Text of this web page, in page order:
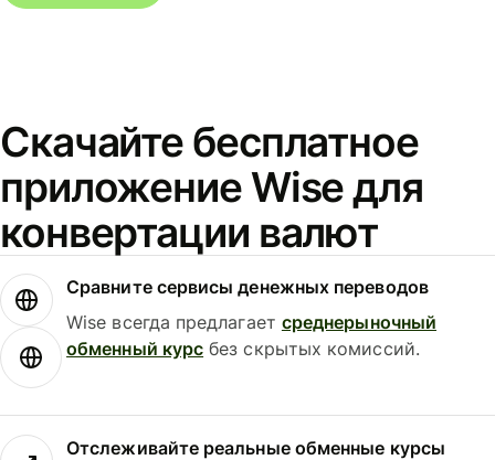
Скачайте бесплатное
приложение Wise для
конвертации валют
Сравните сервисы денежных переводов
Wise всегда предлагает среднерыночный
обменный курс без скрытых комиссий.
Отслеживайте реальные обменные курсы